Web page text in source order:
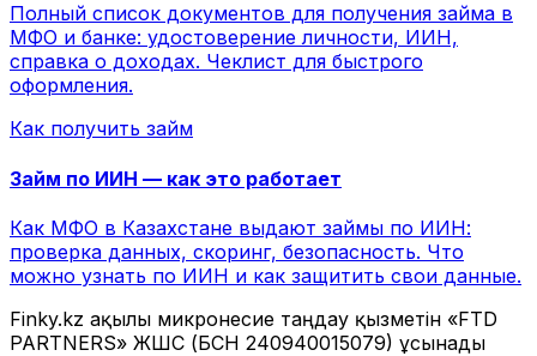
Полный список документов для получения займа в
МФО и банке: удостоверение личности, ИИН,
справка о доходах. Чеклист для быстрого
оформления.
Как получить займ
Займ по ИИН — как это работает
Как МФО в Казахстане выдают займы по ИИН:
проверка данных, скоринг, безопасность. Что
можно узнать по ИИН и как защитить свои данные.
Finky.kz ақылы микронесие таңдау қызметін «FTD
PARTNERS» ЖШС (БСН 240940015079) ұсынады